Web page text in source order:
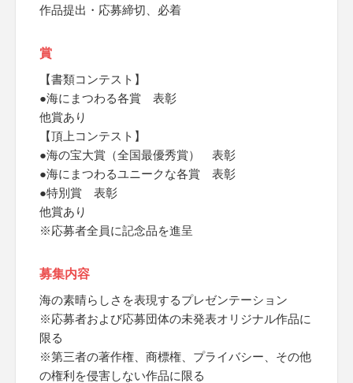
作品提出・応募締切、必着
賞
【書類コンテスト】
●海にまつわる各賞 表彰
他賞あり
【頂上コンテスト】
●海の宝大賞（全国最優秀賞） 表彰
●海にまつわるユニークな各賞 表彰
●特別賞 表彰
他賞あり
※応募者全員に記念品を進呈
募集内容
海の素晴らしさを表現するプレゼンテーション
※応募者および応募団体の未発表オリジナル作品に
限る
※第三者の著作権、商標権、プライバシー、その他
の権利を侵害しない作品に限る